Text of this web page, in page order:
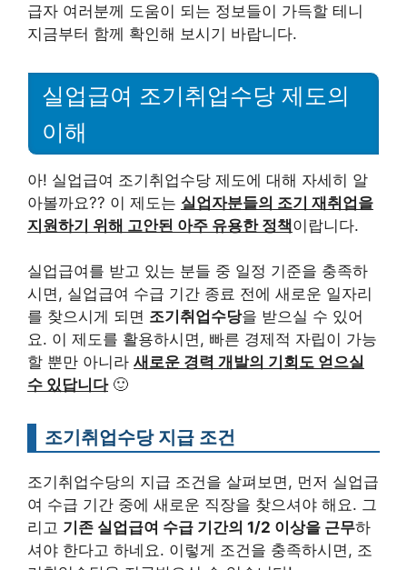
급자 여러분께 도움이 되는 정보들이 가득할 테니
지금부터 함께 확인해 보시기 바랍니다.
실업급여 조기취업수당 제도의
이해
아! 실업급여 조기취업수당 제도에 대해 자세히 알
아볼까요?? 이 제도는 실업자분들의 조기 재취업을
지원하기 위해 고안된 아주 유용한 정책이랍니다.
실업급여를 받고 있는 분들 중 일정 기준을 충족하
시면, 실업급여 수급 기간 종료 전에 새로운 일자리
를 찾으시게 되면 조기취업수당을 받으실 수 있어
요. 이 제도를 활용하시면, 빠른 경제적 자립이 가능
할 뿐만 아니라 새로운 경력 개발의 기회도 얻으실
수 있답니다🙂
조기취업수당 지급 조건
조기취업수당의 지급 조건을 살펴보면, 먼저 실업급
여 수급 기간 중에 새로운 직장을 찾으셔야 해요. 그
리고 기존 실업급여 수급 기간의 1/2 이상을 근무하
셔야 한다고 하네요. 이렇게 조건을 충족하시면, 조